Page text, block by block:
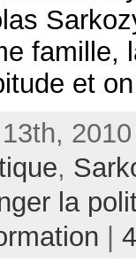
famille,
et
,
la